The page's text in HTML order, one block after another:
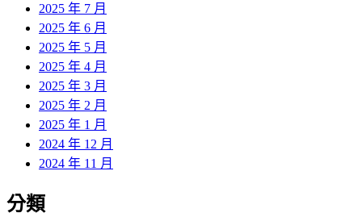
2025 年 7 月
2025 年 6 月
2025 年 5 月
2025 年 4 月
2025 年 3 月
2025 年 2 月
2025 年 1 月
2024 年 12 月
2024 年 11 月
分類